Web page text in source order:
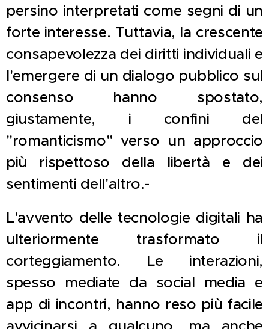
persino interpretati come segni di un
forte interesse. Tuttavia, la crescente
consapevolezza dei diritti individuali e
l'emergere di un dialogo pubblico sul
consenso hanno spostato,
giustamente, i confini del
"romanticismo" verso un approccio
più rispettoso della libertà e dei
sentimenti dell'altro.-
L'avvento delle tecnologie digitali ha
ulteriormente trasformato il
corteggiamento. Le interazioni,
spesso mediate da social media e
app di incontri, hanno reso più facile